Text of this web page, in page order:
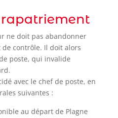
ne doit pas abandonner
contrôle. Il doit alors
poste, qui invalide
avec le chef de poste, en
suivantes :
au départ de Plagne